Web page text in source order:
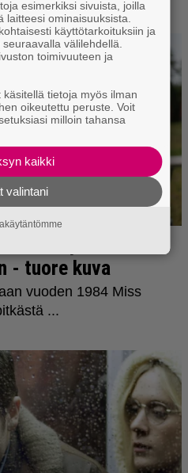
esimerkiksi sivuista, joilla
laitteesi ominaisuuksista.
käyttötarkoituksiin ja
välilehdellä.
toimivuuteen ja
tietoja myös ilman
oikeutettu peruste. Voit
milloin tahansa
kaikki
valintani